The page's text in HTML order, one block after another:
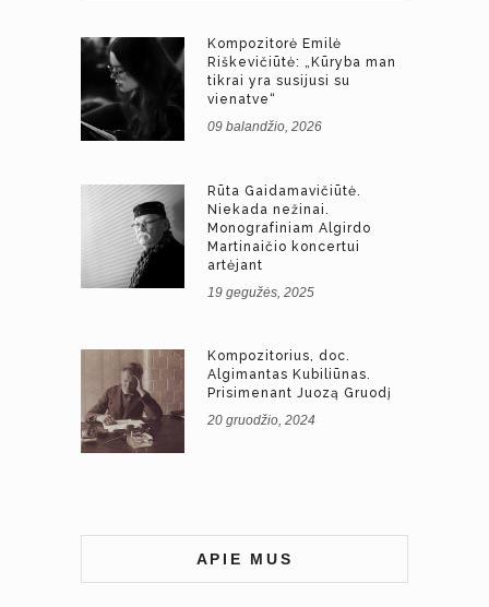
Kompozitorė Emilė
Riškevičiūtė: „Kūryba man
tikrai yra susijusi su
vienatve“
09 balandžio, 2026
Rūta Gaidamavičiūtė.
Niekada nežinai.
Monografiniam Algirdo
Martinaičio koncertui
artėjant
19 gegužės, 2025
Kompozitorius, doc.
Algimantas Kubiliūnas.
Prisimenant Juozą Gruodį
20 gruodžio, 2024
APIE MUS